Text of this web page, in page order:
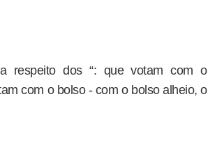
respeito dos “: que votam com o
com o bolso - com o bolso alheio, o